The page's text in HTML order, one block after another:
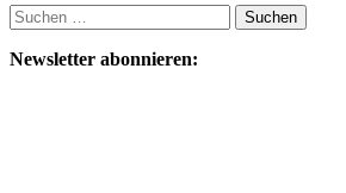
Suchen
nach:
Newsletter abonnieren: